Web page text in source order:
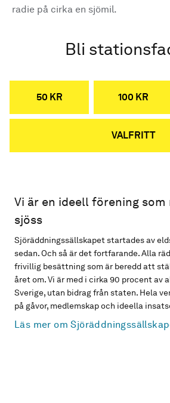
radie på cirka en sjömil.
Bli
50 KR 100 KR
VALFRITT
Vi är en ideell förening
sjöss
Sjöräddningssällskapet startades av
sedan. Och så är det fortfarande. Alla
frivillig besättning som är beredd att
året om. Vi är med i cirka 90 procent av
Sverige, utan bidrag från staten. Hela
på gåvor, medlemskap och ideella
Läs mer om